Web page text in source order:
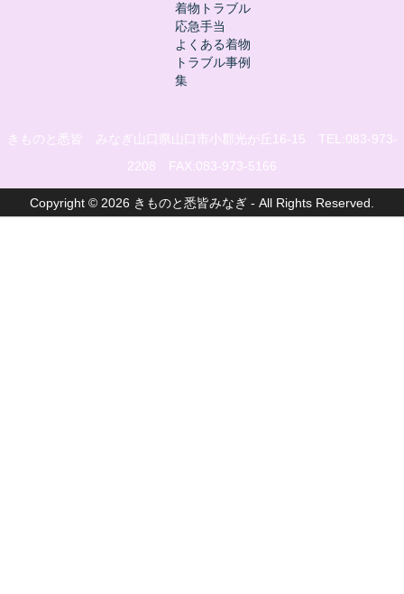
着物トラブル
応急手当
よくある着物
トラブル事例
集
きものと悉皆 みなぎ山口県山口市小郡光が丘16-15 TEL:083-973-
2208 FAX:083-973-5166
Copyright © 2026 きものと悉皆みなぎ - All Rights Reserved.